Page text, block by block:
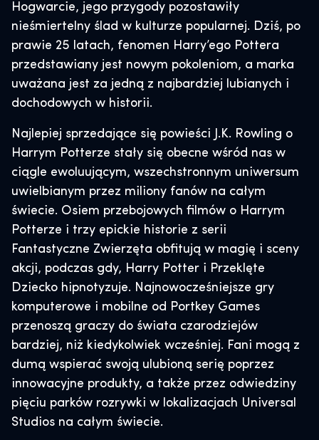
Hogwarcie, jego przygody pozostawiły
nieśmiertelny ślad w kulturze popularnej. Dziś, po
prawie 25 latach, fenomen Harry’ego Pottera
przedstawiany jest nowym pokoleniom, a marka
uważana jest za jedną z najbardziej lubianych i
dochodowych w historii.
Najlepiej sprzedające się powieści J.K. Rowling o
Harrym Potterze stały się obecne wśród nas w
ciągle ewoluującym, wszechstronnym uniwersum
uwielbianym przez miliony fanów na całym
świecie. Osiem przebojowych filmów o Harrym
Potterze i trzy epickie historie z serii
Fantastyczne Zwierzęta obfitują w magię i sceny
akcji, podczas gdy, Harry Potter i Przeklęte
Dziecko hipnotyzuje. Najnowocześniejsze gry
komputerowe i mobilne od Portkey Games
przenoszą graczy do świata czarodziejów
bardziej, niż kiedykolwiek wcześniej. Fani mogą z
dumą wspierać swoją ulubioną serię poprzez
innowacyjne produkty, a także przez odwiedziny
pięciu parków rozrywki w lokalizacjach Universal
Studios na całym świecie.